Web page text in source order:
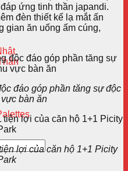
ứng tinh thần japandi.
đèn thiết kế lạ mắt ấn
gian ăn uống ấm cúng,
đáo góp phần tăng sự độc
bàn ăn
lợi của căn hộ 1+1 Picity